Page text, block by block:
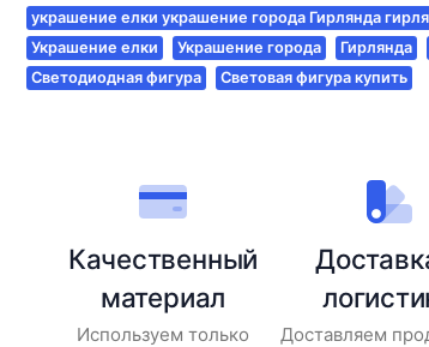
украшение елки украшение города Гирлянда
Украшение елки
Украшение города Гирлянда
Светодиодная фигура
Световая фигура купить
Качественный
материал
Используем только
Доставляем